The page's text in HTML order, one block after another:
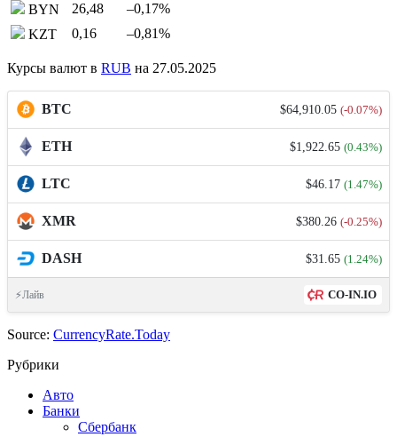
BYN
26,48 –0,17%
KZT
0,16 –0,81%
Курсы валют в RUB на 27.05.2025
BTC $64,910.05 (-0.07%)
ETH $1,922.65 (0.43%)
LTC $46.17 (1.47%)
XMR $380.26 (-0.25%)
DASH $31.65 (1.24%)
⚡Лайв CO-IN.IO
Source: CurrencyRate.Today
Рубрики
Авто
Банки
Сбербанк